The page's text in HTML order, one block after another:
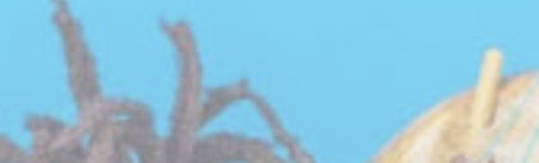
Saison culturelle
Actions d'éducation